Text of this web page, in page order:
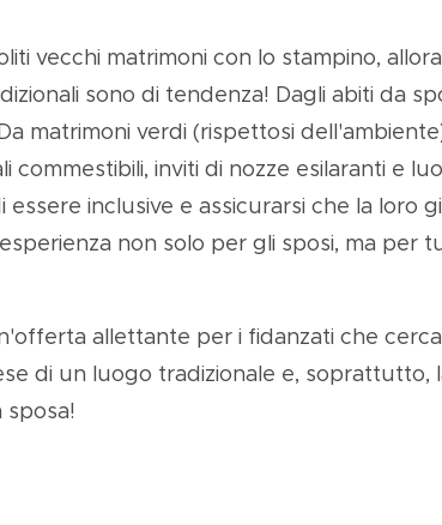
vecchi matrimoni con lo stampino,
sono di tendenza! Dagli abiti da
matrimoni verdi (rispettosi
commestibili, inviti di nozze esilaranti e
inclusive e assicurarsi che la loro
non solo per gli sposi, ma per
allettante per i fidanzati che
di un luogo tradizionale e, soprattutto,
sposa!